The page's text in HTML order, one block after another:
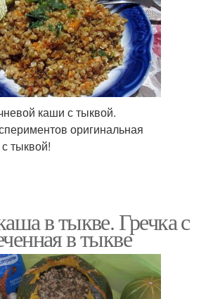
каши с тыквой.
оригинальная
тыквой!
в тыкве. Гречка с
в тыкве